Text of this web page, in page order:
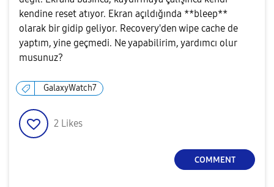
kendine reset atıyor. Ekran açıldığında **bleep**
olarak bir gidip geliyor. Recovery'den wipe cache de
yaptım, yine geçmedi. Ne yapabilirim, yardımcı olur
musunuz?
GalaxyWatch7
2 Likes
COMMENT